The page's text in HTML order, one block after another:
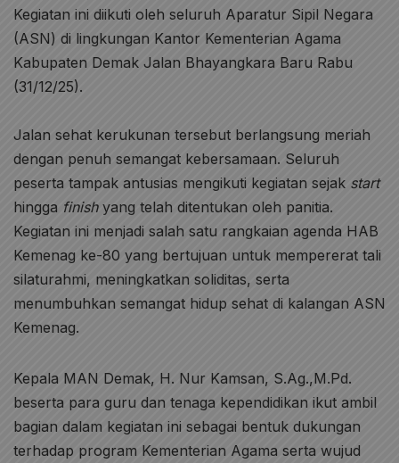
Kegiatan ini diikuti oleh seluruh Aparatur Sipil Negara
(ASN) di lingkungan Kantor Kementerian Agama
Kabupaten Demak Jalan Bhayangkara Baru Rabu
(31/12/25).
Jalan sehat kerukunan tersebut berlangsung meriah
dengan penuh semangat kebersamaan. Seluruh
peserta tampak antusias mengikuti kegiatan sejak start
hingga finishyang telah ditentukan oleh panitia.
Kegiatan ini menjadi salah satu rangkaian agenda HAB
Kemenag ke-80 yang bertujuan untuk mempererat tali
silaturahmi, meningkatkan soliditas, serta
menumbuhkan semangat hidup sehat di kalangan ASN
Kemenag.
Kepala MAN Demak, H. Nur Kamsan, S.Ag.,M.Pd.
beserta para guru dan tenaga kependidikan ikut ambil
bagian dalam kegiatan ini sebagai bentuk dukungan
terhadap program Kementerian Agama serta wujud